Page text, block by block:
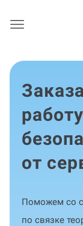
от
Поможем со
по связке